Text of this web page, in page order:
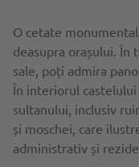
O cetate
deasupra orașului.
sale, poți admira
În interiorul
sultanului, inclusiv
și moschei, care
administrativ și